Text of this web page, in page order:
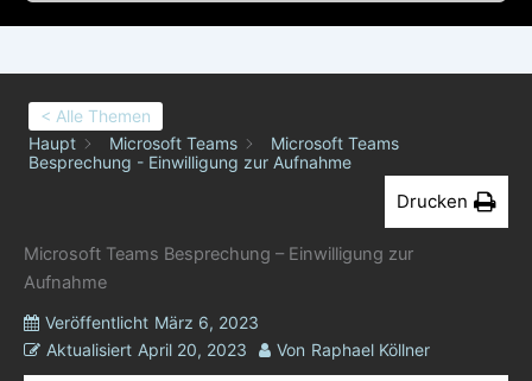
< Alle Themen
Haupt
Microsoft Teams
Microsoft Teams
Besprechung - Einwilligung zur Aufnahme
Drucken
Microsoft Teams Besprechung – Einwilligung zur
Aufnahme
Veröffentlicht März 6, 2023
Aktualisiert April 20, 2023 Von Raphael Köllner